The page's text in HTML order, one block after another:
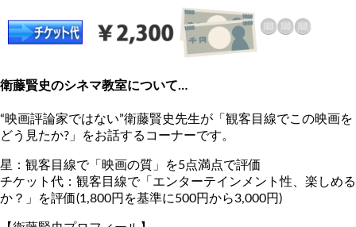
衛藤賢史のシネマ教室について…
“映画評論家ではない”衛藤賢史先生が「観客目線でこの映画を
どう見たか?」をお話するコーナーです。
星：観客目線で「映画の質」を5点満点で評価
チケット代：観客目線で「エンターテインメント性、楽しめる
か？」を評価(1,800円を基準に500円から3,000円)